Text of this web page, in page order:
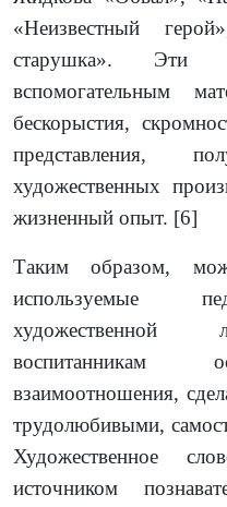
«Неизвестный
старушка». Эти
вспомогательным
бескорыстия,
представления,
художественных
жизненный опыт. [6]
Таким образом,
используемые
художественной
воспитанникам
взаимоотношения,
трудолюбивыми,
Художественное
источником